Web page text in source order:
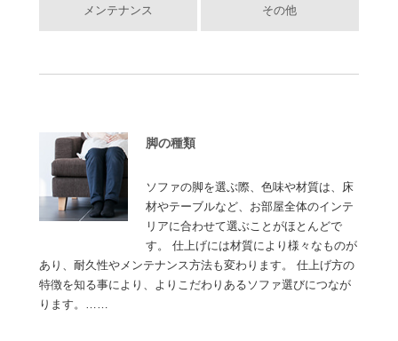
メンテナンス その他
脚の種類
ソファの脚を選ぶ際、色味や材質は、床
材やテーブルなど、お部屋全体のインテ
リアに合わせて選ぶことがほとんどで
す。 仕上げには材質により様々なものが
あり、耐久性やメンテナンス方法も変わります。 仕上げ方の
特徴を知る事により、よりこだわりあるソファ選びにつなが
ります。……